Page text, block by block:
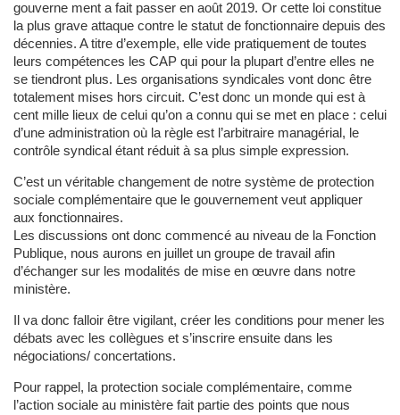
gouverne ment a fait passer en août 2019. Or cette loi constitue
la plus grave attaque contre le statut de fonctionnaire depuis des
décennies. A titre d’exemple, elle vide pratiquement de toutes
leurs compétences les CAP qui pour la plupart d’entre elles ne
se tiendront plus. Les organisations syndicales vont donc être
totalement mises hors circuit. C’est donc un monde qui est à
cent mille lieux de celui qu’on a connu qui se met en place : celui
d’une administration où la règle est l’arbitraire managérial, le
contrôle syndical étant réduit à sa plus simple expression.
C’est un véritable changement de notre système de protection
sociale complémentaire que le gouvernement veut appliquer
aux fonctionnaires.
Les discussions ont donc commencé au niveau de la Fonction
Publique, nous aurons en juillet un groupe de travail afin
d’échanger sur les modalités de mise en œuvre dans notre
ministère.
Il va donc falloir être vigilant, créer les conditions pour mener les
débats avec les collègues et s’inscrire ensuite dans les
négociations/ concertations.
Pour rappel, la protection sociale complémentaire, comme
l’action sociale au ministère fait partie des points que nous